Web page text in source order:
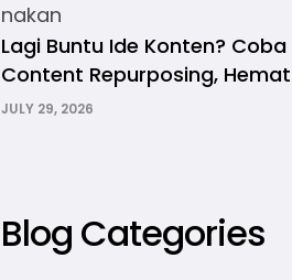
JULY 29, 2026
Lagi Buntu Ide Konten?
Content Repurposing,
Hemat Waktu!
Blog Categories